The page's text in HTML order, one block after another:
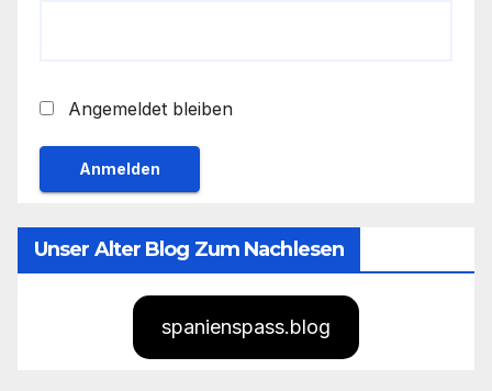
Angemeldet bleiben
Unser Alter Blog Zum Nachlesen
spanienspass.blog